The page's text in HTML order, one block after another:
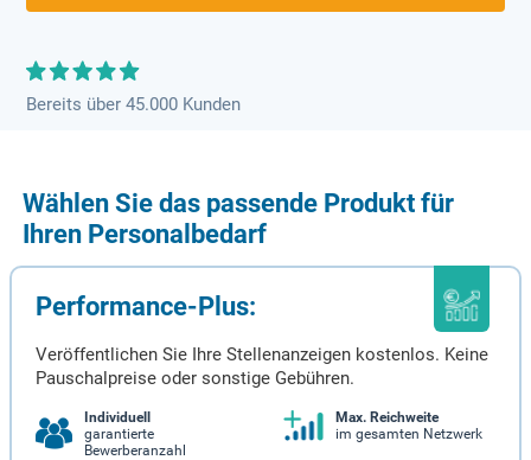
Bereits über 45.000 Kunden
Wählen Sie das passende Produkt für
Ihren Personalbedarf
Performance-Plus:
Veröffentlichen Sie Ihre Stellenanzeigen kostenlos. Keine
Pauschalpreise oder sonstige Gebühren.
Individuell
garantierte
Bewerberanzahl
Max. Reichweite
im gesamten Netzwerk